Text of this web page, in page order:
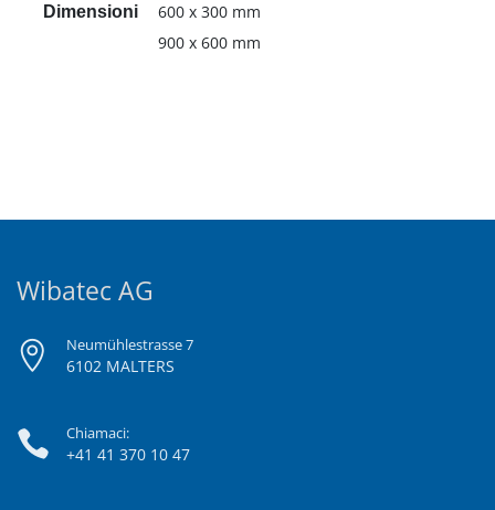
Dimensioni
600 x 300 mm
900 x 600 mm
Wibatec AG
Neumühlestrasse 7
6102 MALTERS
Chiamaci:
+41 41 370 10 47